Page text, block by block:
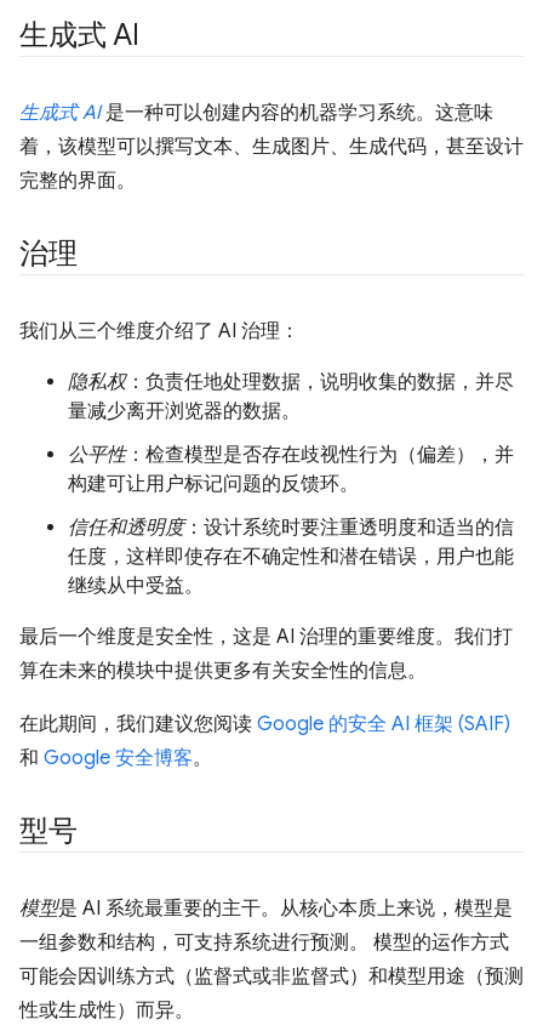
生成式 AI
生成式 AI是一种可以创建内容的机器学习系统。这意味
着，该模型可以撰写文本、生成图片、生成代码，甚至设计
完整的界面。
治理
我们从三个维度介绍了 AI 治理：
隐私权：负责任地处理数据，说明收集的数据，并尽
量减少离开浏览器的数据。
公平性：检查模型是否存在歧视性行为（偏差），并
构建可让用户标记问题的反馈环。
信任和透明度：设计系统时要注重透明度和适当的信
任度，这样即使存在不确定性和潜在错误，用户也能
继续从中受益。
最后一个维度是安全性，这是 AI 治理的重要维度。我们打
算在未来的模块中提供更多有关安全性的信息。
在此期间，我们建议您阅读 Google 的安全 AI 框架 (SAIF)
和 Google 安全博客。
型号
模型是 AI 系统最重要的主干。从核心本质上来说，模型是
一组参数和结构，可支持系统进行预测。 模型的运作方式
可能会因训练方式（监督式或非监督式）和模型用途（预测
性或生成性）而异。